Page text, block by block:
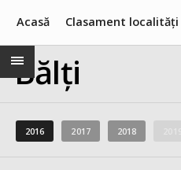
Acasă Clasament localități
Bălți
2016 2017 2018